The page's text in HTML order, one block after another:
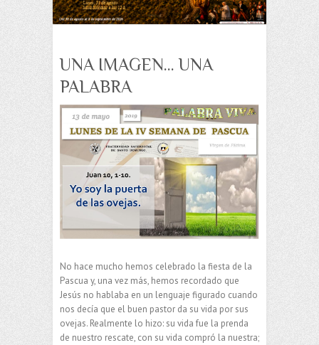
UNA IMAGEN… UNA
PALABRA
No hace mucho hemos celebrado la fiesta de la
Pascua y, una vez más, hemos recordado que
Jesús no hablaba en un lenguaje figurado cuando
nos decía que el buen pastor da su vida por sus
ovejas. Realmente lo hizo: su vida fue la prenda
de nuestro rescate, con su vida compró la nuestra;